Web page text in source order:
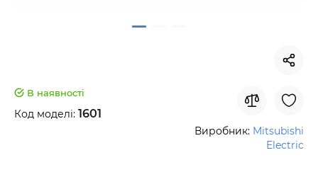
В наявності
Код моделі: 1601
Виробник: Mitsubishi
Electric